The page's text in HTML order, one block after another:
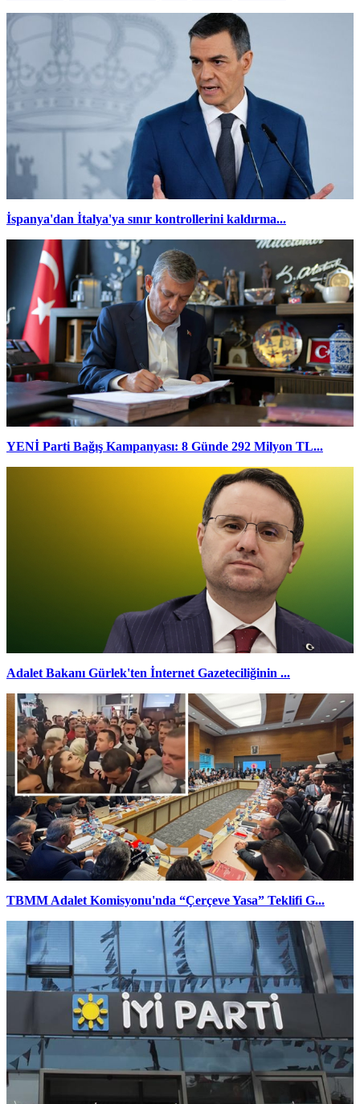
İspanya'dan İtalya'ya sınır kontrollerini kaldırma...
YENİ Parti Bağış Kampanyası: 8 Günde 292 Milyon TL...
Adalet Bakanı Gürlek'ten İnternet Gazeteciliğinin ...
TBMM Adalet Komisyonu'nda “Çerçeve Yasa” Teklifi G...